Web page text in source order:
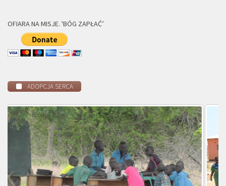
OFIARA NA MISJE. 'BÓG ZAPŁAĆ’
ADOPCJA SERCA